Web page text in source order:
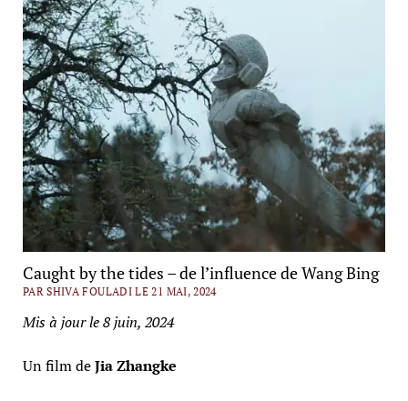
Caught by the tides – de l’influence de Wang Bing
PAR SHIVA FOULADI LE 21 MAI, 2024
Mis à jour le 8 juin, 2024
Un film deJia Zhangke